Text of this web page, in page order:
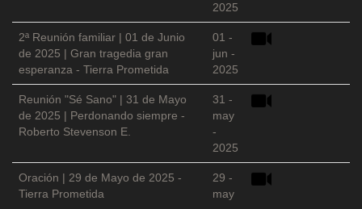
2025
2ª Reunión familiar | 01 de Junio
de 2025 | Gran tragedia gran
esperanza - Tierra Prometida
01 -
jun -
2025
Reunión "Sé Sano" | 31 de Mayo
de 2025 | Perdonando siempre -
Roberto Stevenson E.
31 -
may
-
2025
Oración | 29 de Mayo de 2025 -
Tierra Prometida
29 -
may